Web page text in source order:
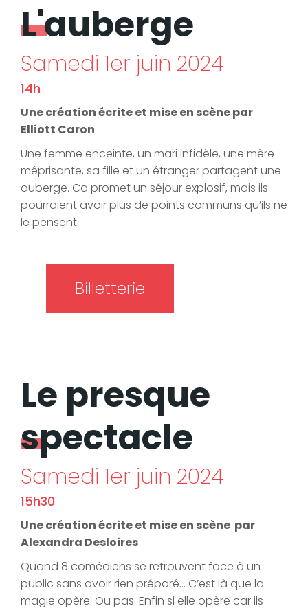
L'auberge
Samedi 1er juin 2024
14h
Une création écrite et mise en scène par
Elliott Caron
Une femme enceinte, un mari infidèle, une mère
méprisante, sa fille et un étranger partagent une
auberge. Ca promet un séjour explosif, mais ils
pourraient avoir plus de points communs qu’ils ne
le pensent.
Billetterie
Le presque
spectacle
Samedi 1er juin 2024
15h30
Une création écrite et mise en scène par
Alexandra Desloires
Quand 8 comédiens se retrouvent face à un
public sans avoir rien préparé… C’est là que la
magie opère. Ou pas. Enfin si elle opère car ils